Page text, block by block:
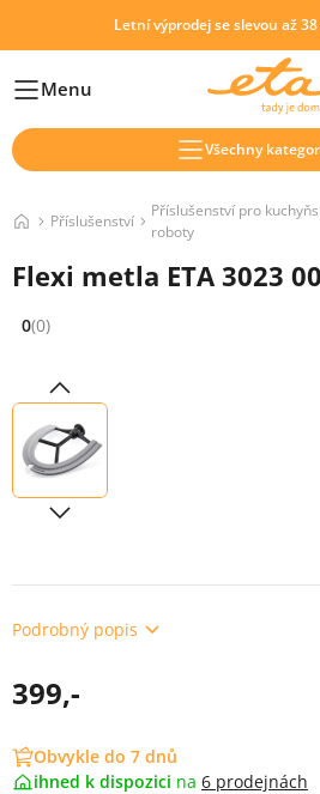
Letní výprodej se slevou až 38
HlavníMenu
Všechny
Příslušenství
Příslušenství pro
roboty
Flexi metla ETA 3023
Hodnocení: 0 z 5 (0 recenzí)
0(0)
Podrobný popis
399,-
Obvykle do 7 dnů
ihned k dispozici na 6 prodejnách